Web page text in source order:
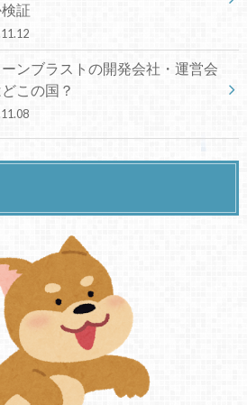
証
ーンブラストの開発会社・運営会
この国？